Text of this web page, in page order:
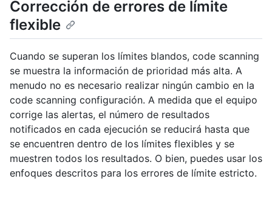
Corrección de errores de límite
flexible
Cuando se superan los límites blandos, code scanning
se muestra la información de prioridad más alta. A
menudo no es necesario realizar ningún cambio en la
code scanning configuración. A medida que el equipo
corrige las alertas, el número de resultados
notificados en cada ejecución se reducirá hasta que
se encuentren dentro de los límites flexibles y se
muestren todos los resultados. O bien, puedes usar los
enfoques descritos para los errores de límite estricto.